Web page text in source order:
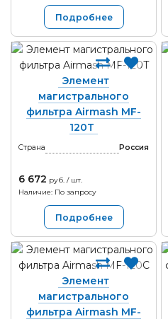
Подробнее
Элемент
магистрального
фильтра Airmash MF-
120T
Страна Россия
6 672 руб. / шт.
Наличие: По запросу
Подробнее
Элемент
магистрального
фильтра Airmash MF-